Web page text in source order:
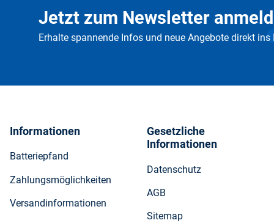
Jetzt zum Newsletter
Erhalte spannende Infos und neue Angebote direkt
Informationen
Batteriepfand
Zahlungsmöglichkeiten
Versandinformationen
Gesetzliche
Informationen
Datenschutz
AGB
Sitemap